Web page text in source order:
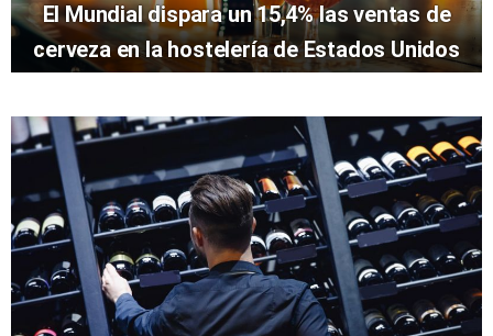
El Mundial dispara un 15,4% las ventas de
cerveza en la hostelería de Estados Unidos